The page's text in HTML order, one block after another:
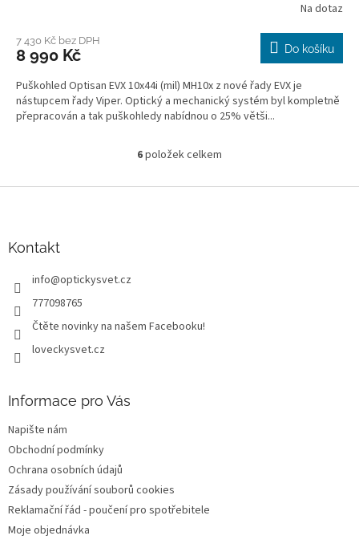
produktu
je
z
5
hvězdiček.
Na dotaz
7 430 Kč bez DPH
8 990 Kč Do košíku
Puškohled Optisan EVX 10x44i (mil) MH10x z nové řady EVX je
nástupcem řady Viper. Optický a mechanický systém byl kompletně
přepracován a tak puškohledy nabídnou o 25% větši...
O
l
k
6položek celkem
Kontakt
info@optickysvet.cz
777098765
Čtěte novinky na našem Facebooku!
loveckysvet.cz
Informace pro Vás
Napište nám
Obchodní podmínky
Ochrana osobních údajů
Zásady používání souborů cookies
Reklamační řád - poučení pro spotřebitele
Moje objednávka